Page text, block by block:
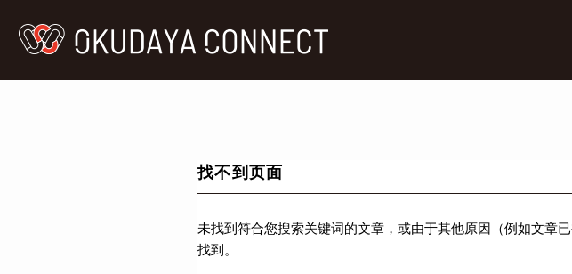
找不到页面
未找到符合您搜索关键词的文章，或由于其他原因（例如文章
找到。